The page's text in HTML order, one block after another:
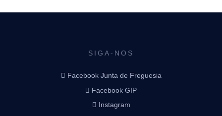
SIGA-NOS
Facebook Junta de Freguesia
Facebook GIP
Instagram